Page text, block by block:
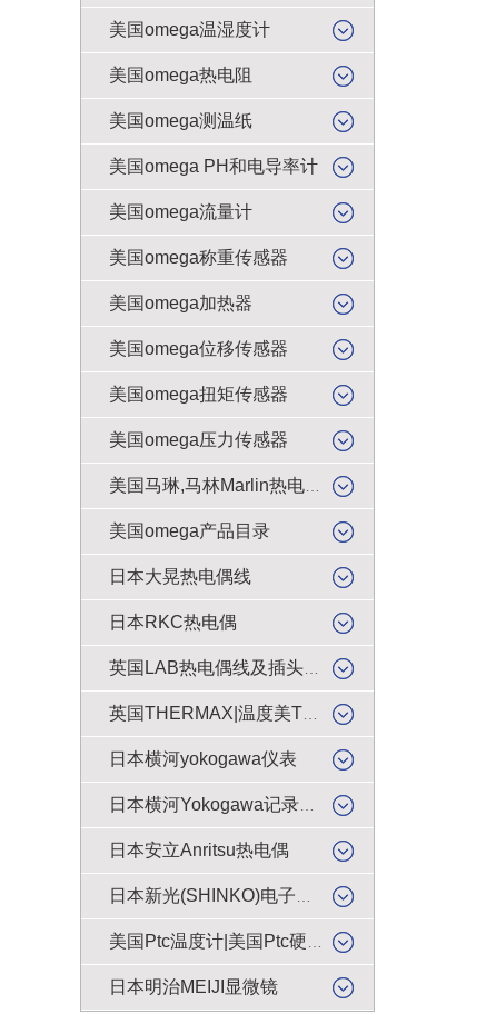
美国omega温湿度计
美国omega热电阻
美国omega测温纸
美国omega PH和电导率计
美国omega流量计
美国omega称重传感器
美国omega加热器
美国omega位移传感器
美国omega扭矩传感器
美国omega压力传感器
美国omega产品目录
日本大晃热电偶线
日本RKC热电偶
日本横河yokogawa仪表
日本安立Anritsu热电偶
日本明治MEIJI显微镜